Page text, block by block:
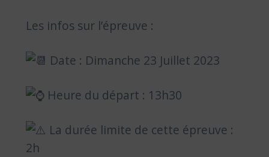
Les infos sur l’épreuve :
Date : Dimanche 23 Juillet 2023
Heure du départ : 13h30
La durée limite de cette épreuve :
2h